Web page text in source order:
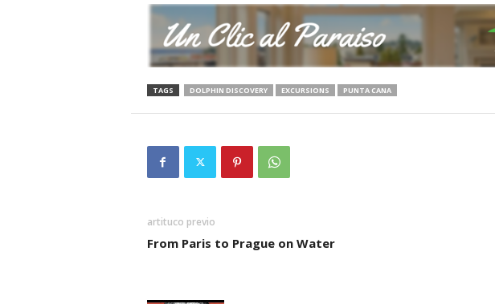
TAGS DOLPHIN DISCOVERY EXCURSIONS PUNTA CANA
artituco previo
From Paris to Prague on Water